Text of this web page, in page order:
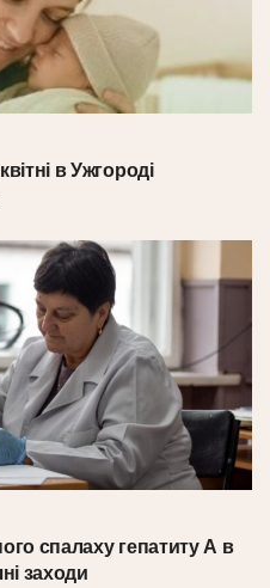
в Ужгороді
спалаху гепатиту А в
заходи